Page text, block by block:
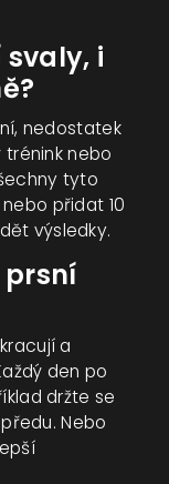
svaly, i
nedostatek
nebo
tyto
přidat 10
výsledky.
a
den po
držte se
Nebo